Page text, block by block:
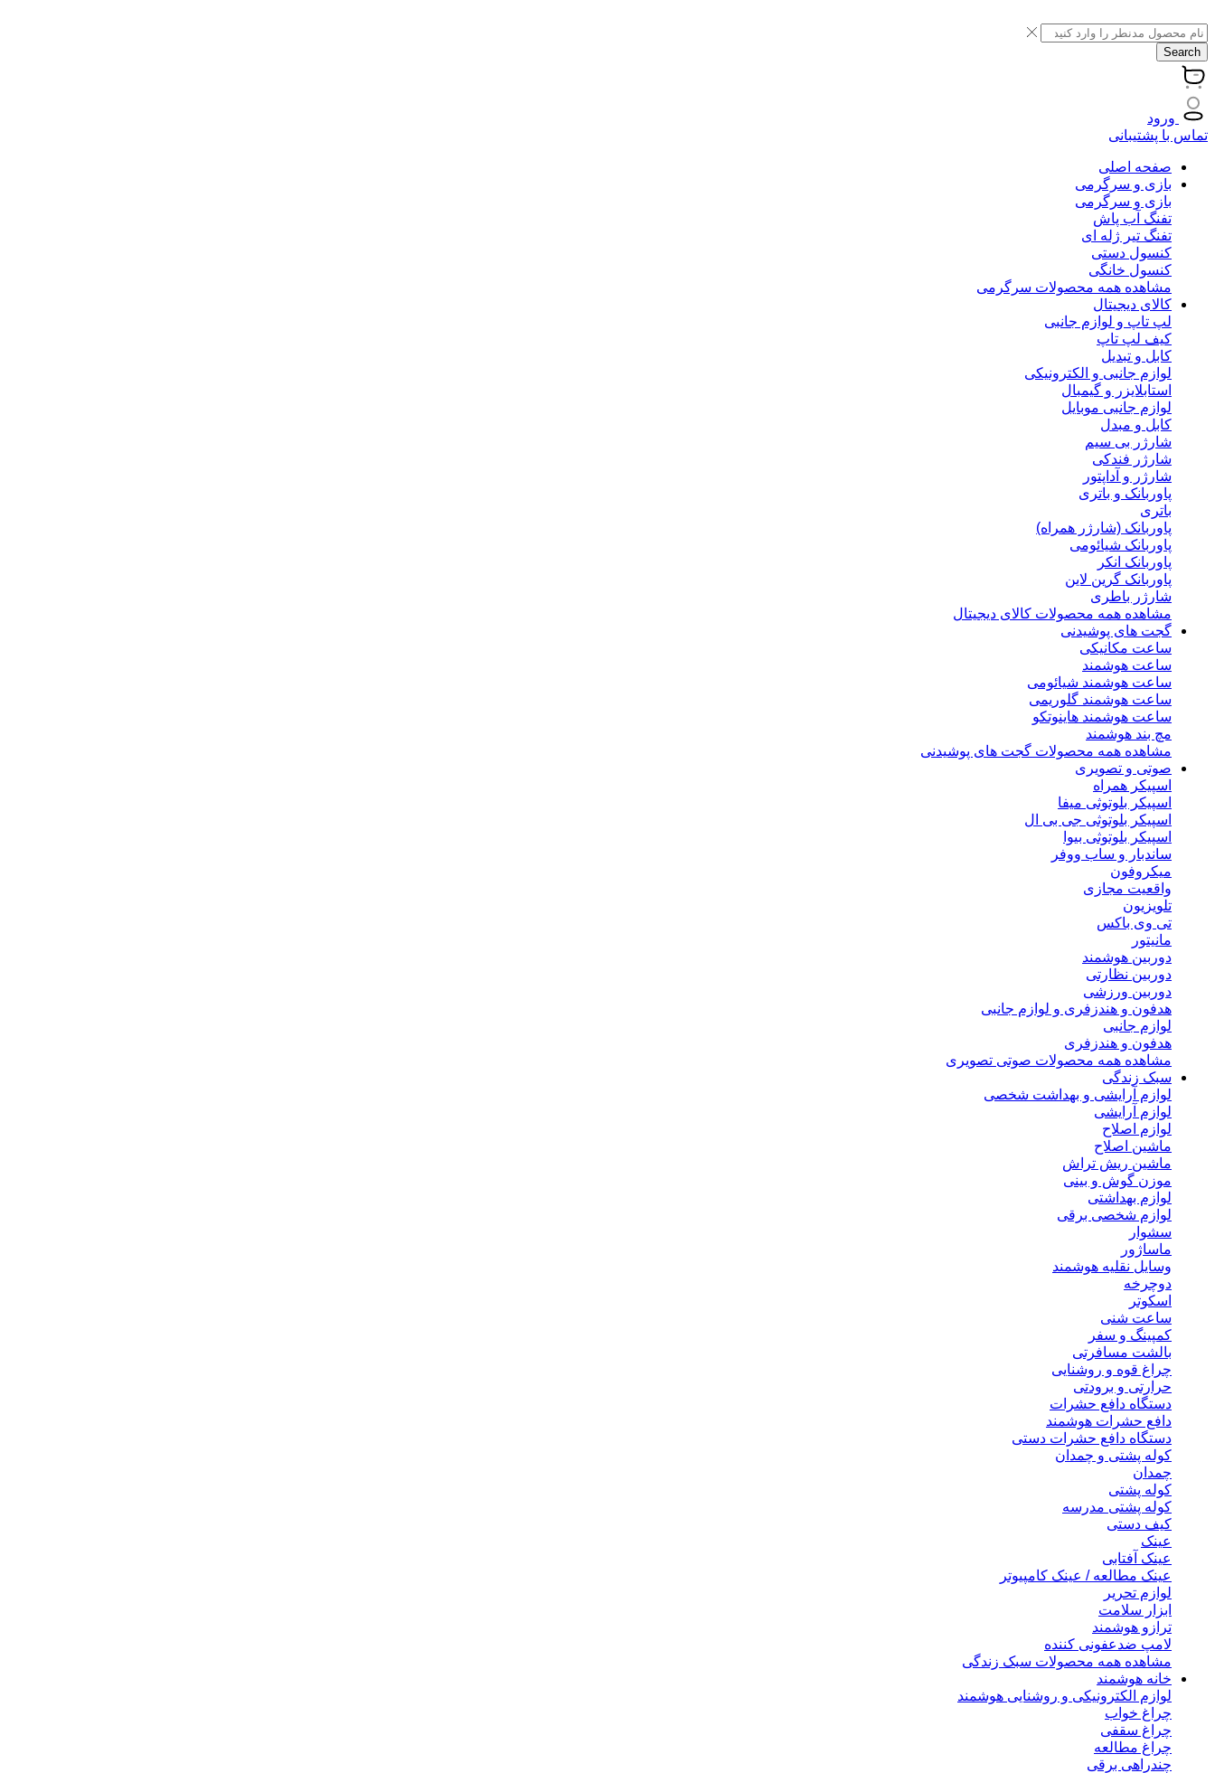
Search
ورود
تماس با پشتیبانی
صفحه اصلی
بازی و سرگرمی
بازی و سرگرمی
تفنگ آب پاش
تفنگ تیر ژله ای
کنسول دستی
کنسول خانگی
مشاهده همه محصولات سرگرمی
کالای دیجیتال
لپ تاپ و لوازم جانبی
کیف لپ تاپ
کابل و تبدیل
لوازم جانبی و الکترونیکی
استابلایزر و گیمبال
لوازم جانبی موبایل
کابل و مبدل
شارژر بی سیم
شارژر فندکی
شارژر و آداپتور
پاوربانک و باتری
باتری
پاوربانک (شارژر همراه)
پاوربانک شیائومی
پاوربانک انکر
پاوربانک گرین لاین
شارژر باطری
مشاهده همه محصولات کالای دیجیتال
گجت های پوشیدنی
ساعت مکانیکی
ساعت هوشمند
ساعت هوشمند شیائومی
ساعت هوشمند گلوریمی
ساعت هوشمند هاینوتکو
مچ بند هوشمند
مشاهده همه محصولات گجت های پوشیدنی
صوتی و تصویری
اسپیکر همراه
اسپیکر بلوتوثی میفا
اسپیکر بلوتوثی جی بی ال
اسپیکر بلوتوثی بیوا
ساندبار و ساب ووفر
میکروفون
واقعیت مجازی
تلویزیون
تی وی باکس
مانیتور
دوربین هوشمند
دوربین نظارتی
دوربین ورزشی
هدفون و هندزفری و لوازم جانبی
لوازم جانبی
هدفون و هندزفری
مشاهده همه محصولات صوتی تصویری
سبک زندگی
لوازم آرایشی و بهداشت شخصی
لوازم آرایشی
لوازم اصلاح
ماشین اصلاح
ماشین ریش تراش
موزن گوش و بینی
لوازم بهداشتی
لوازم شخصی برقی
سشوار
ماساژور
وسایل نقلیه هوشمند
دوچرخه
اسکوتر
ساعت شنی
کمپینگ و سفر
بالشت مسافرتی
چراغ قوه و روشنایی
حرارتی و برودتی
دستگاه دافع حشرات
دافع حشرات هوشمند
دستگاه دافع حشرات دستی
کوله پشتی و چمدان
چمدان
کوله پشتی
کوله پشتی مدرسه
کیف دستی
عینک
عینک آفتابی
عینک مطالعه / عینک کامپیوتر
لوازم تحریر
ابزار سلامت
ترازو هوشمند
لامپ ضدعفونی کننده
مشاهده همه محصولات سبک زندگی
خانه هوشمند
لوازم الکترونیکی و روشنایی هوشمند
چراغ خواب
چراغ سقفی
چراغ مطالعه
چندراهی برقی